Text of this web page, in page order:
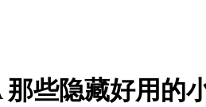
些隐藏好用的